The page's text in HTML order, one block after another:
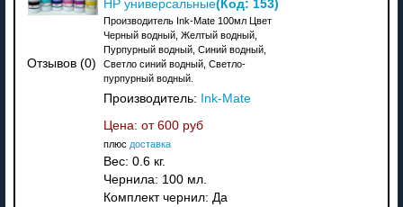
Отзывов (0)
HP универсальные(Код: 153)
Производитель Ink-Mate 100мл Цвет
Черный водный, Желтый водный,
Пурпурный водный, Синий водный,
Светло синий водный, Cветло-
пурпурный водный.
Производитель: Ink-Mate
Цена: от 600 руб
плюс доставка
Вес: 0.6 кг.
Чернила: 100 мл.
Комплект чернил: Да